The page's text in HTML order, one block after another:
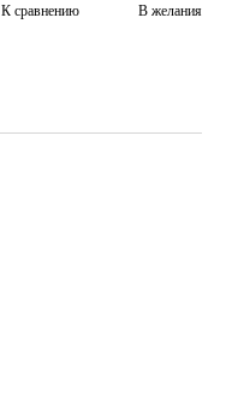
К сравнению В желания